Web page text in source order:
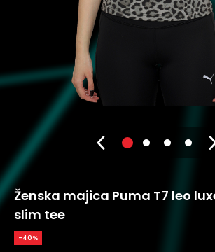
Ženska majica Puma T7 leo
slim tee
-40%